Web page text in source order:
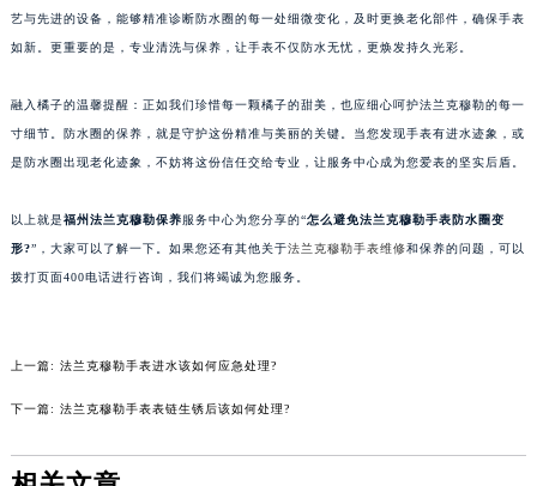
艺与先进的设备，能够精准诊断防水圈的每一处细微变化，及时更换老化部件，确保手表
如新。更重要的是，专业清洗与保养，让手表不仅防水无忧，更焕发持久光彩。
融入橘子的温馨提醒：正如我们珍惜每一颗橘子的甜美，也应细心呵护法兰克穆勒的每一
寸细节。防水圈的保养，就是守护这份精准与美丽的关键。当您发现手表有进水迹象，或
是防水圈出现老化迹象，不妨将这份信任交给专业，让服务中心成为您爱表的坚实后盾。
以上就是福州法兰克穆勒保养服务中心为您分享的“怎么避免法兰克穆勒手表防水圈变
形?”，大家可以了解一下。如果您还有其他关于法兰克穆勒手表维修和保养的问题，可以
拨打页面400电话进行咨询，我们将竭诚为您服务。
上一篇: 法兰克穆勒手表进水该如何应急处理?
下一篇: 法兰克穆勒手表表链生锈后该如何处理?